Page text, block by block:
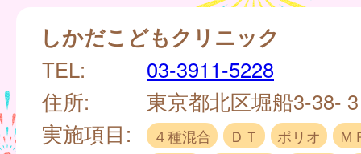
しかだこどもクリニック
TEL:
03-3911-5228
住所:
東京都北区堀船3-38-
実施項目:
４種混合 ＤＴ ポリオ
Ｍ